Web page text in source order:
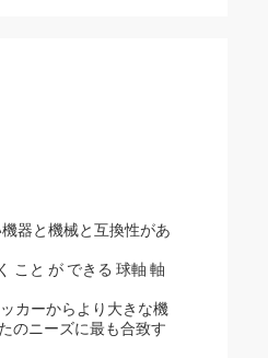
器と機械と互換性があ
こと が できる 球軸 軸
カーからより大きな機
のニーズに最も合致す